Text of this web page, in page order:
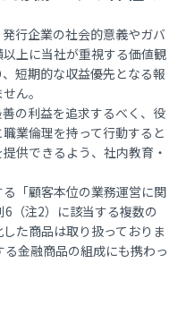
行企業の社会的意義やガバ
上に当社が重視する価値観
短期的な収益優先となる報
ん。
の利益を追求するべく、役
業倫理を持って行動すると
供できるよう、社内教育・
「顧客本位の業務運営に関
（注2）に該当する複数の
た商品は取り扱っておりま
金融商品の組成にも携わっ